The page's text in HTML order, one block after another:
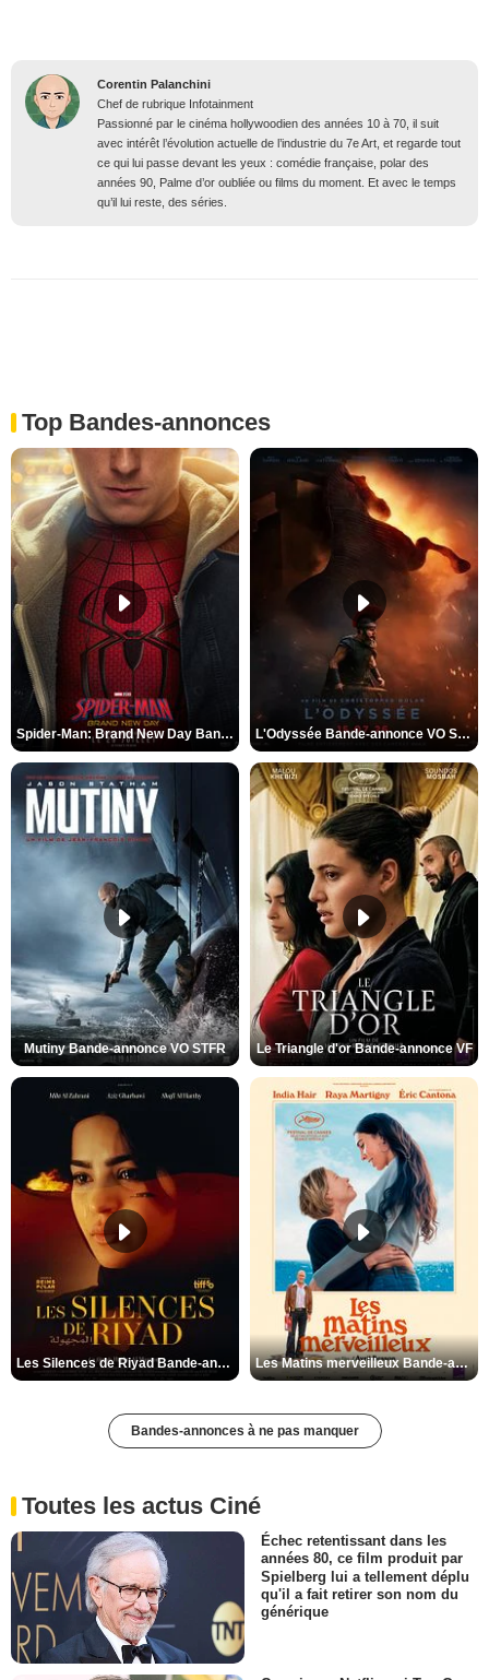
Corentin Palanchini
Chef de rubrique Infotainment
Passionné par le cinéma hollywoodien des années 10 à 70, il suit
avec intérêt l’évolution actuelle de l’industrie du 7e Art, et regarde tout
ce qui lui passe devant les yeux : comédie française, polar des
années 90, Palme d’or oubliée ou films du moment. Et avec le temps
qu’il lui reste, des séries.
Top Bandes-annonces
Spider-Man: Brand New Day Bande-annonce VO STFR L'Odyssée Bande-annonce VO STFR
Mutiny Bande-annonce VO STFR Le Triangle d'or Bande-annonce VF
Les Silences de Riyad Bande-annonce VO STFR Les Matins merveilleux Bande-annonce VF
Bandes-annonces à ne pas manquer
Toutes les actus Ciné
Échec retentissant dans les
années 80, ce film produit par
Spielberg lui a tellement déplu
qu'il a fait retirer son nom du
générique